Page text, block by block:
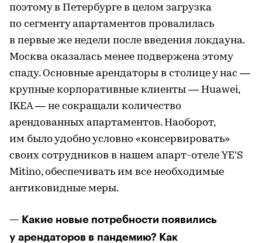
поэтому в Петербурге в целом загрузка
по сегменту апартаментов провалилась
в первые же недели после введения локдауна.
Москва оказалась менее подвержена этому
спаду. Основные арендаторы в столице у нас —
крупные корпоративные клиенты — Huawei,
IKEA — не сокращали количество
арендованных апартаментов. Наоборот,
им было удобно условно «консервировать»
своих сотрудников в нашем апарт-отеле YE’S
Mitino, обеспечивать им все необходимые
антиковидные меры.
— Какие новые потребности появились
у арендаторов в пандемию? Как